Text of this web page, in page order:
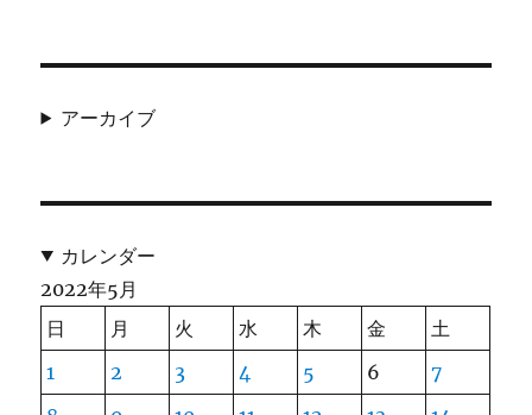
アーカイブ
カレンダー
2022年5月
日
月 火 水 木 金
土
1
2 3 4 5 6
7